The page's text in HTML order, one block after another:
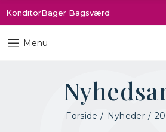
KonditorBager Bagsværd
Menu
Forside Nyheder